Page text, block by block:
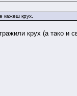
кажеш крух.
крух (а тако и